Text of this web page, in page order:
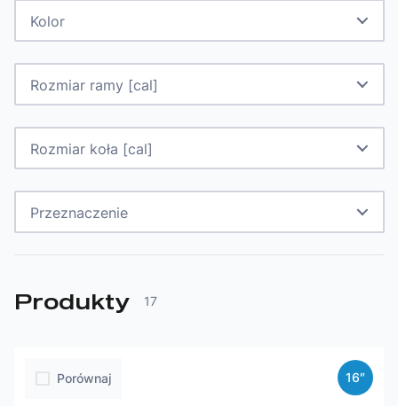
Kolor
Rozmiar ramy [cal]
Rozmiar koła [cal]
Przeznaczenie
Produkty 17
Porównaj 16″